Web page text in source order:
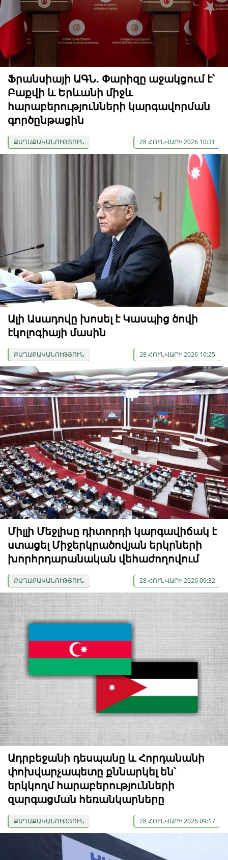
Ֆրանսիայի ԱԳՆ. Փարիզը աջակցում է՝
Բաքվի և Երևանի միջև
հարաբերությունների կարգավորման
գործընթացին
ՔԱՂԱՔԱԿԱՆՈՒԹՅՈՒՆ 28 ՀՈՒՆՎԱՐԻ 2026 10:31
Ալի Ասադովը խոսել է Կասպից ծովի
էկոլոգիայի մասին
ՔԱՂԱՔԱԿԱՆՈՒԹՅՈՒՆ 28 ՀՈՒՆՎԱՐԻ 2026 10:25
Միլլի Մեջլիսը դիտորդի կարգավիճակ է
ստացել Միջերկրածովյան երկրների
խորհրդարանական վեհաժողովում
ՔԱՂԱՔԱԿԱՆՈՒԹՅՈՒՆ 28 ՀՈՒՆՎԱՐԻ 2026 09:32
Ադրբեջանի դեսպանը և Հորդանանի
փոխվարչապետը քննարկել են՝
երկկողմ հարաբերությունների
զարգացման հեռանկարները
ՔԱՂԱՔԱԿԱՆՈՒԹՅՈՒՆ 28 ՀՈՒՆՎԱՐԻ 2026 09:17